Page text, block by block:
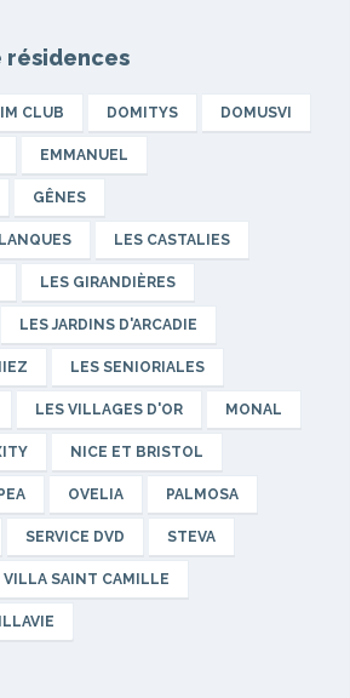
résidences
CLUB DOMITYS DOMUSVI
EMMANUEL
GÊNES
LES CASTALIES
LES GIRANDIÈRES
LES JARDINS D'ARCADIE
LES SENIORIALES
LES VILLAGES D'OR MONAL
NICE ET BRISTOL
OVELIA PALMOSA
SERVICE DVD STEVA
VILLA SAINT CAMILLE